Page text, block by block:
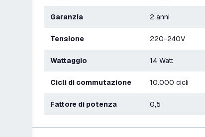
Garanzia 2 anni
Tensione 220-240V
Wattaggio 14 Watt
Cicli di commutazione 10.000 cicli
Fattore di potenza 0,5